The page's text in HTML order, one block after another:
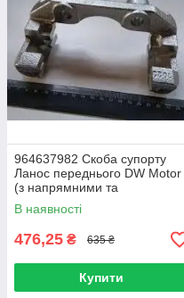
964637982 Скоба супорту
Ланос переднього DW Motor
(з напрямними та
пильовиками)
В наявності
476,25 ₴ 635 ₴
Купити